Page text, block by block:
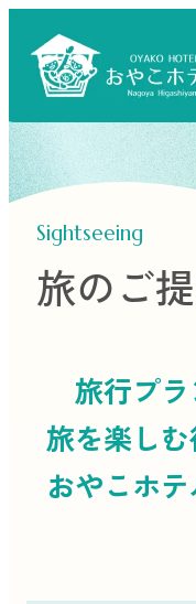
Sightseeing
旅のご
旅行プ
旅を楽し
おやこホ